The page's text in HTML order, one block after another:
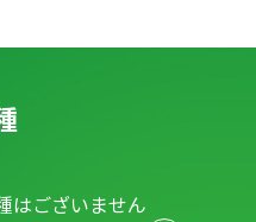
はございません